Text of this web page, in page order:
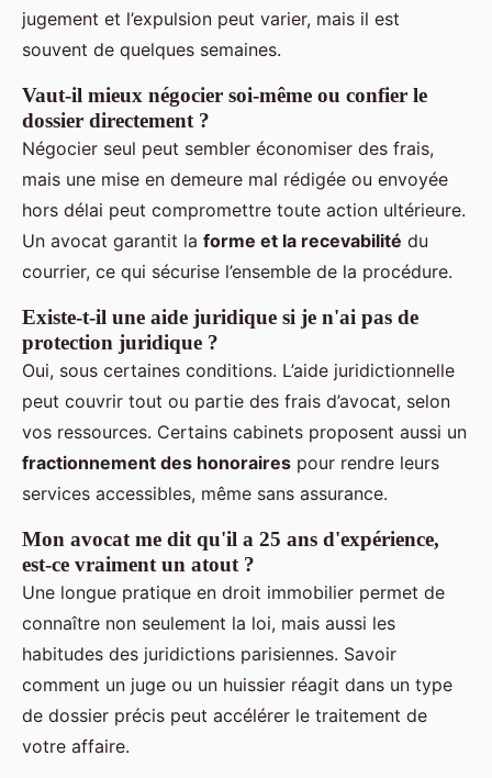
jugement et l’expulsion peut varier, mais il est
souvent de quelques semaines.
Vaut-il mieux négocier soi-même ou confier le
dossier directement ?
Négocier seul peut sembler économiser des frais,
mais une mise en demeure mal rédigée ou envoyée
hors délai peut compromettre toute action ultérieure.
Un avocat garantit la forme et la recevabilité du
courrier, ce qui sécurise l’ensemble de la procédure.
Existe-t-il une aide juridique si je n'ai pas de
protection juridique ?
Oui, sous certaines conditions. L’aide juridictionnelle
peut couvrir tout ou partie des frais d’avocat, selon
vos ressources. Certains cabinets proposent aussi un
fractionnement des honoraires pour rendre leurs
services accessibles, même sans assurance.
Mon avocat me dit qu'il a 25 ans d'expérience,
est-ce vraiment un atout ?
Une longue pratique en droit immobilier permet de
connaître non seulement la loi, mais aussi les
habitudes des juridictions parisiennes. Savoir
comment un juge ou un huissier réagit dans un type
de dossier précis peut accélérer le traitement de
votre affaire.